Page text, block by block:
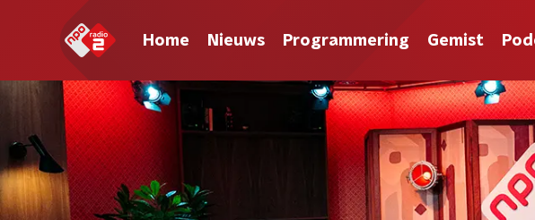
Home Nieuws Programmering Gemist